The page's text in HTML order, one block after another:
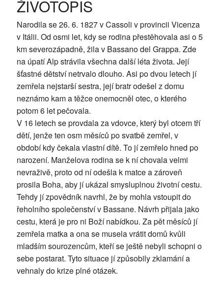
ŽIVOTOPIS
Narodila se 26. 6. 1827 v Cassoli v provincii Vicenza
v Itálii. Od osmi let, kdy se rodina přestěhovala asi o 5
km severozápadně, žila v Bassano del Grappa. Zde
na úpatí Alp strávila všechna další léta života. Její
šťastné dětství netrvalo dlouho. Asi po dvou letech jí
zemřela nejstarší sestra, její bratr odešel z domu
neznámo kam a těžce onemocněl otec, o kterého
potom 6 let pečovala.
V 16 letech se provdala za vdovce, který byl otcem tří
dětí, jenže ten osm měsíců po svatbě zemřel, v
období kdy čekala vlastní dítě. To jí zemřelo hned po
narození. Manželova rodina se k ní chovala velmi
nevraživě, proto od ní odešla k matce a zároveň
prosila Boha, aby jí ukázal smysluplnou životní cestu.
Tehdy jí zpovědník navrhl, že by mohla vstoupit do
řeholního společenství v Bassane. Návrh přijala jako
cestu, která je pro ni Boží nabídkou. Za pět měsíců jí
zemřela matka a ona se musela vrátit domů kvůli
mladším sourozencům, kteří se ještě nebyli schopni o
sebe postarat. Tyto situace jí způsobily zklamání a
vehnaly do krize plné otázek.